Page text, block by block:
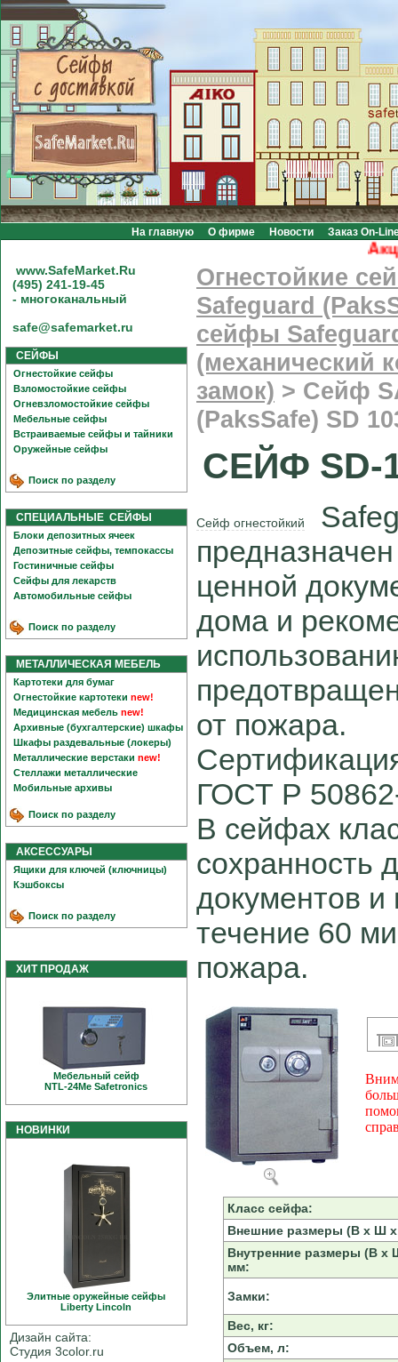
На главную О фирме Новости Заказ On-
Акция!
www.SafeMarket.Ru
(495) 241-19-45
- многоканальный
safe@safemarket.ru
СЕЙФЫ
Огнестойкие сейфы
Взломостойкие сейфы
Огневзломостойкие сейфы
Мебельные сейфы
Встраиваемые сейфы и тайники
Оружейные сейфы
Поиск по разделу
СПЕЦИАЛЬНЫЕ СЕЙФЫ
Блоки депозитных ячеек
Депозитные сейфы, темпокассы
Гостиничные сейфы
Сейфы для лекарств
Автомобильные сейфы
Поиск по разделу
МЕТАЛЛИЧЕСКАЯ МЕБЕЛЬ
Картотеки для бумаг
Огнестойкие картотеки new!
Медицинская мебель new!
Архивные (бухгалтерские) шкафы
Шкафы раздевальные (локеры)
Металлические верстаки new!
Стеллажи металлические
Мобильные архивы
Поиск по разделу
АКСЕССУАРЫ
Ящики для ключей (ключницы)
Кэшбоксы
Поиск по разделу
ХИТ ПРОДАЖ
Мебельный сейф
NTL-24Me Safetronics
НОВИНКИ
Элитные оружейные сейфы
Liberty Linсoln
Дизайн сайта:
Студия 3color.ru
Огнестойкие
Safeguard
сейфы
(механический
замок) > Сейф
(PaksSafe) SD
СЕЙФ SD-
Сейф огнестойкий
ценной
дома и
от пожара.
ГОСТ Р
В сейфах
сохранность
документов и
течение 60
пожара.
Класс сейфа:
Внешние размеры (В х Ш
Внутренние размеры (В х
мм:
Замки:
Вес, кг:
Объем, л: